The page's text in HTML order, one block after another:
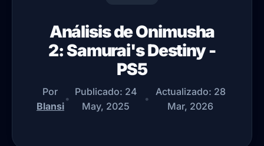
Análisis de Onimusha
2: Samurai's Destiny -
PS5
Por
Blansi
•
Publicado: 24
May, 2025
•
Actualizado: 28
Mar, 2026